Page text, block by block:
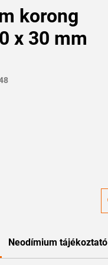
korong
x 30 mm
Neodímium tájékoztató